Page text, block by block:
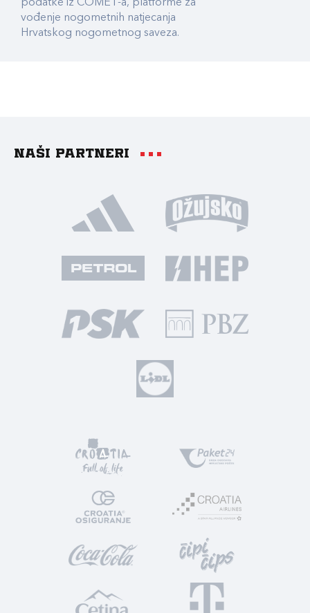
podatke iz COMET-a, platforme za
vođenje nogometnih natjecanja
Hrvatskog nogometnog saveza.
Naši partneri